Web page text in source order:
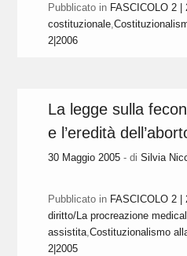
Pubblicato in FASCICOLO 2 |
costituzionale,
2|2006
La legge sulla
e l’eredità
30 Maggio 2005 - di Silvia
Pubblicato in FASCICOLO 2 |
diritto/La procreazione
assistita,Costituzionalismo
2|2005